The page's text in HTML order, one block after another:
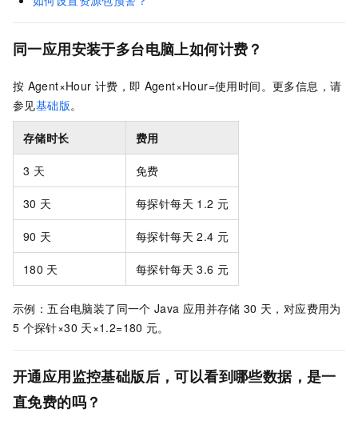
同一应用安装于多台电脑上如何计费？
按 Agent×Hour 计费，即 Agent×Hour=使用时间。更多信息，请
参见基础版。
存储时长 费用
3 天 免费
30 天 每探针每天 1.2 元
90 天 每探针每天 2.4 元
180 天 每探针每天 3.6 元
示例：五台电脑装了同一个 Java 应用并存储 30 天，对应费用为
5 个探针×30 天×1.2=180 元。
开通应用监控基础版后，可以看到哪些数据，是一
直免费的吗？